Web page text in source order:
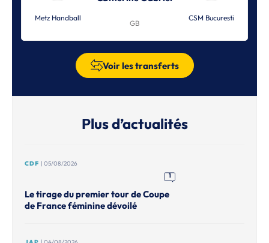
Metz Handball
GB
CSM Bucuresti
Voir les transferts
Plus d’actualités
CDF | 05/08/2026
1
Le tirage du premier tour de Coupe
de France féminine dévoilé